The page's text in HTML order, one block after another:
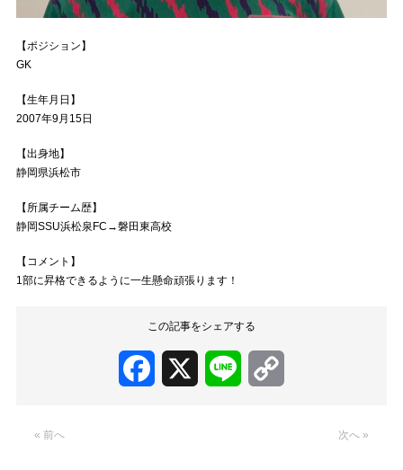
【ポジション】
GK
【生年月日】
2007年9月15日
【出身地】
静岡県浜松市
【所属チーム歴】
静岡SSU浜松泉FC→磐田東高校
【コメント】
1部に昇格できるように一生懸命頑張ります！
この記事をシェアする
Facebook Line
« 前へ 次へ »